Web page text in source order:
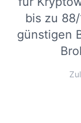
bis zu
günstigen